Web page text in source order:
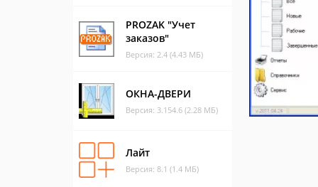
PROZAK "Учет
заказов"
Версия: 2.4 (4.43 МБ)
ОКНА-ДВЕРИ
Версия: 3.154.6 (2.28 МБ)
Лайт
Версия: 8.1 (1.4 МБ)